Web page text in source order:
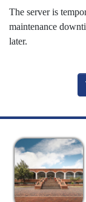
The server is
maintenance
later.